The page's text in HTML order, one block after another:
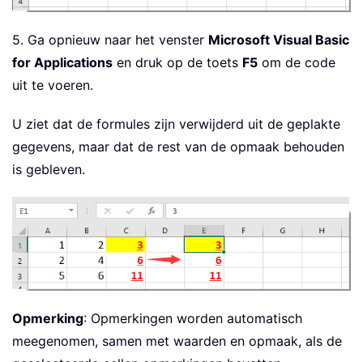
5. Ga opnieuw naar het venster Microsoft Visual Basic
for Applications en druk op de toets F5 om de code
uit te voeren.
U ziet dat de formules zijn verwijderd uit de geplakte
gegevens, maar dat de rest van de opmaak behouden
is gebleven.
Opmerking: Opmerkingen worden automatisch
meegenomen, samen met waarden en opmaak, als de